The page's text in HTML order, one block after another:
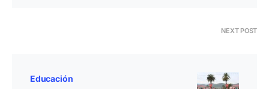
NEXT POST
Educación